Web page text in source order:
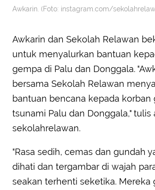
Awkarin. (Foto: instagram.com/
Awkarin dan Sekolah Relawan
untuk menyalurkan bantuan
gempa di Palu dan Donggala.
bersama Sekolah Relawan
bantuan bencana kepada korban
tsunami Palu dan Donggala," tulis
sekolahrelawan.
"Rasa sedih, cemas dan gundah
dihati dan tergambar di wajah
seakan terhenti seketika. Mereka